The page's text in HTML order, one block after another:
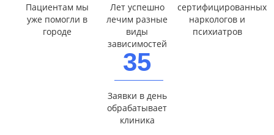
Пациентам мы
уже помогли в
городе
Лет успешно
лечим разные
виды
зависимостей
сертифицированных
наркологов и
психиатров
35
Заявки в день
обрабатывает
клиника